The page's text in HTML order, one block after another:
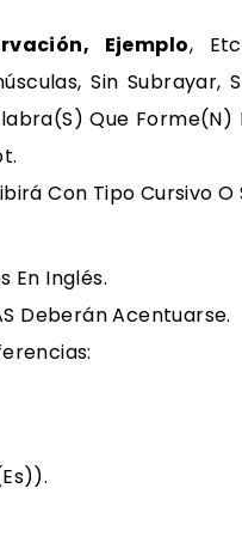
Ejemplo,
Sin Subrayar,
Que Forme(n)
Con Tipo Cursivo
En Inglés.
Deberán Acentuarse.